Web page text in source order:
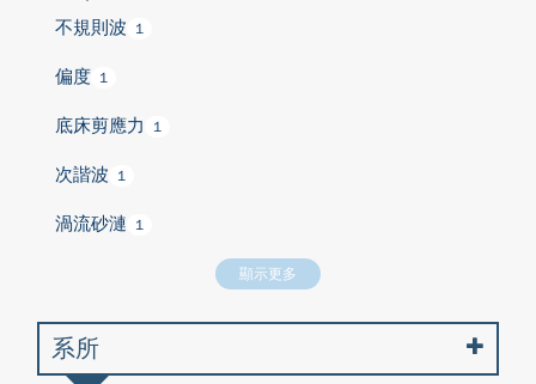
不規則波 1
偏度 1
底床剪應力 1
次諧波 1
渦流砂漣 1
顯示更多
系所